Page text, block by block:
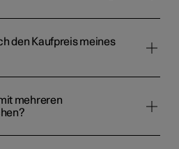
den Kaufpreis meines
mehreren